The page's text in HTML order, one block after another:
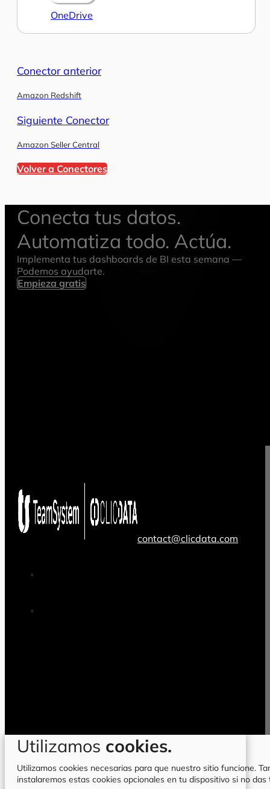
OneDrive
Conector anterior
Amazon Redshift
Siguiente Conector
Amazon Seller Central
Volver a Conectores
Conecta tus datos.
Automatiza todo. Actúa.
Implementa tus dashboards de BI esta semana —
Podemos ayudarte.
Empieza gratis
contact@clicdata.com
Utilizamos cookies.
Utilizamos cookies necesarias para que nuestro sitio funcione.
instalaremos estas cookies opcionales en tu dispositivo si no